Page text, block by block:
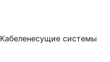
Кабеленесущие системы